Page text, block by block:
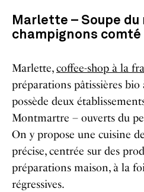
Marlette – Soupe du
champignons comté
Marlette,coffee-shop à la
préparations pâtissières bio
possède deux
Montmartre – ouverts du
On y propose une cuisine
précise, centrée sur des
préparations maison, à la
régressives.